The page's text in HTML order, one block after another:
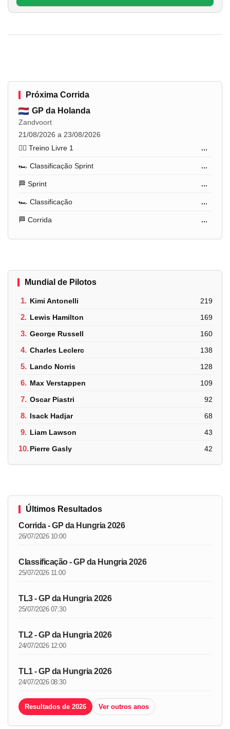
Próxima Corrida
GP da Holanda
Zandvoort
21/08/2026 a 23/08/2026
🏋️‍♂️ Treino Livre 1
...
🏎️ Classificação Sprint ...
🏁 Sprint ...
🏎️ Classificação ...
🏁 Corrida ...
Mundial de Pilotos
1. Kimi Antonelli 219
2. Lewis Hamilton 169
3. George Russell 160
4. Charles Leclerc 138
5. Lando Norris 128
6. Max Verstappen 109
7. Oscar Piastri 92
8. Isack Hadjar 68
9. Liam Lawson 43
10.Pierre Gasly 42
Últimos Resultados
Corrida - GP da Hungria 2026
26/07/2026 10:00
Classificação - GP da Hungria 2026
25/07/2026 11:00
TL3 - GP da Hungria 2026
25/07/2026 07:30
TL2 - GP da Hungria 2026
24/07/2026 12:00
TL1 - GP da Hungria 2026
24/07/2026 08:30
Resultados de 2026 Ver outros anos